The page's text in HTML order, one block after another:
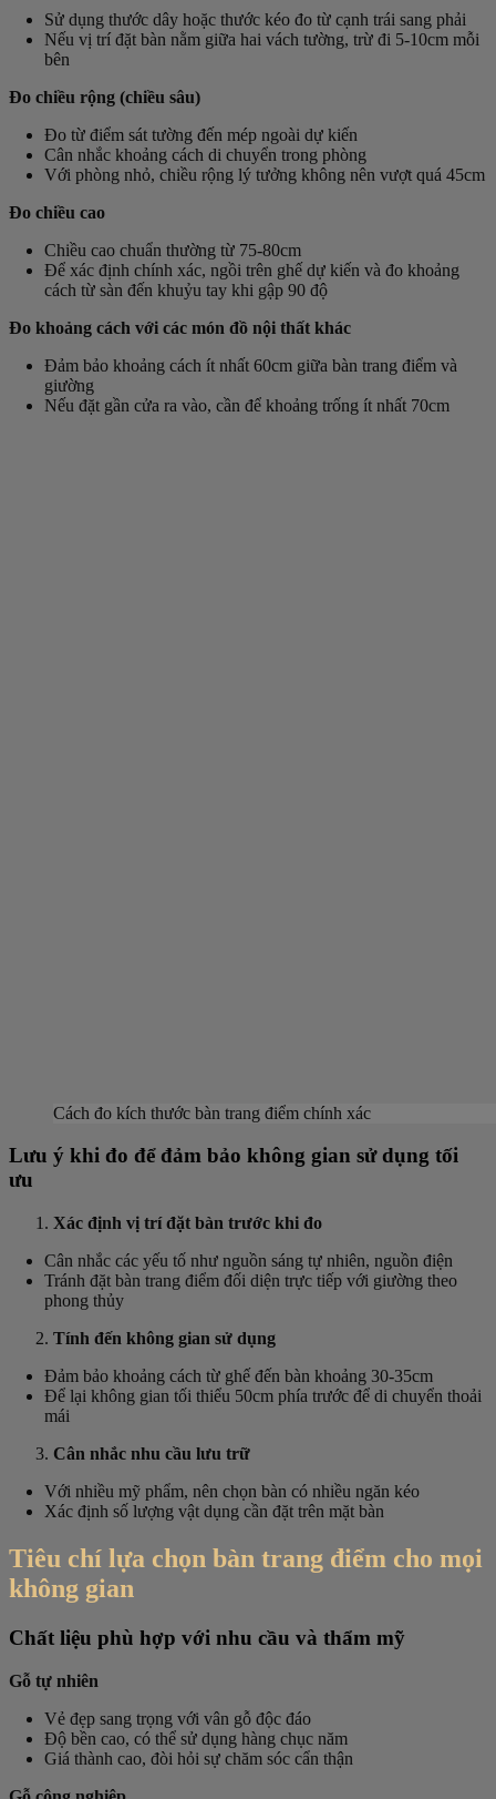
Sử dụng thước dây hoặc thước kéo đo từ cạnh trái sang phải
Nếu vị trí đặt bàn nằm giữa hai vách tường, trừ đi 5-10cm mỗi
bên
Đo chiều rộng (chiều sâu)
Đo từ điểm sát tường đến mép ngoài dự kiến
Cân nhắc khoảng cách di chuyển trong phòng
Với phòng nhỏ, chiều rộng lý tưởng không nên vượt quá 45cm
Đo chiều cao
Chiều cao chuẩn thường từ 75-80cm
Để xác định chính xác, ngồi trên ghế dự kiến và đo khoảng
cách từ sàn đến khuỷu tay khi gập 90 độ
Đo khoảng cách với các món đồ nội thất khác
Đảm bảo khoảng cách ít nhất 60cm giữa bàn trang điểm và
giường
Nếu đặt gần cửa ra vào, cần để khoảng trống ít nhất 70cm
Cách đo kích thước bàn trang điểm chính xác
Lưu ý khi đo để đảm bảo không gian sử dụng tối
ưu
Xác định vị trí đặt bàn trước khi đo
Cân nhắc các yếu tố như nguồn sáng tự nhiên, nguồn điện
Tránh đặt bàn trang điểm đối diện trực tiếp với giường theo
phong thủy
Tính đến không gian sử dụng
Đảm bảo khoảng cách từ ghế đến bàn khoảng 30-35cm
Để lại không gian tối thiểu 50cm phía trước để di chuyển thoải
mái
Cân nhắc nhu cầu lưu trữ
Với nhiều mỹ phẩm, nên chọn bàn có nhiều ngăn kéo
Xác định số lượng vật dụng cần đặt trên mặt bàn
Tiêu chí lựa chọn bàn trang điểm cho mọi
không gian
Chất liệu phù hợp với nhu cầu và thẩm mỹ
Gỗ tự nhiên
Vẻ đẹp sang trọng với vân gỗ độc đáo
Độ bền cao, có thể sử dụng hàng chục năm
Giá thành cao, đòi hỏi sự chăm sóc cẩn thận